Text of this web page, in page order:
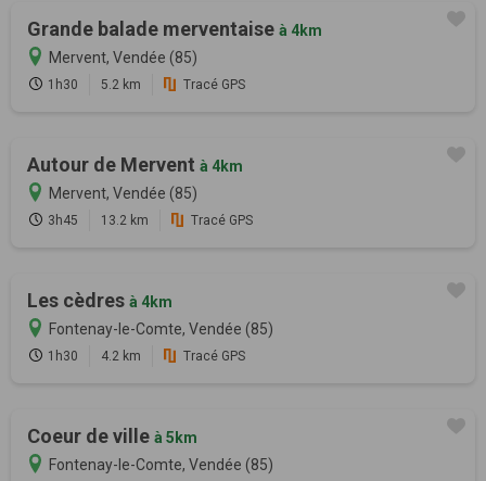
Grande balade merventaise à 4km
Mervent, Vendée (85)
1h30 5.2 km Tracé GPS
Autour de Mervent à 4km
Mervent, Vendée (85)
3h45 13.2 km Tracé GPS
Les cèdres à 4km
Fontenay-le-Comte, Vendée (85)
1h30 4.2 km Tracé GPS
Coeur de ville à 5km
Fontenay-le-Comte, Vendée (85)